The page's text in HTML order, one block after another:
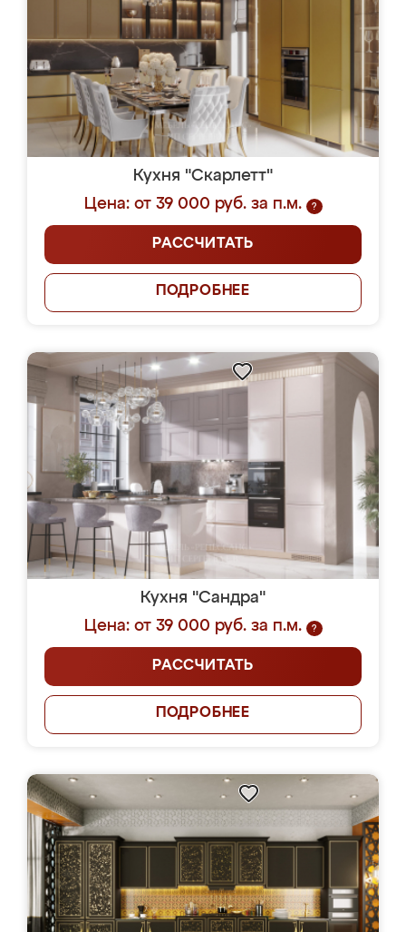
Кухня "Скарлетт"
Цена: от 39 000 руб. за п.м.
?
РАССЧИТАТЬ
ПОДРОБНЕЕ
Кухня "Сандра"
Цена: от 39 000 руб. за п.м.
?
РАССЧИТАТЬ
ПОДРОБНЕЕ